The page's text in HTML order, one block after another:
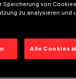
Speicherung von
zu analysieren und
Alle Cookies